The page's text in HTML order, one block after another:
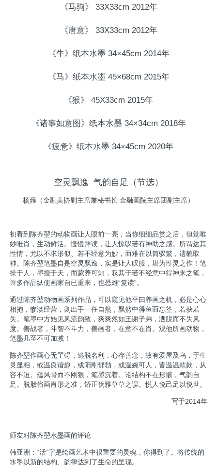
《马驹》 33X33cm 2012年
《唐意》 33X33cm 2012年
《牛》纸本水墨 34×45cm 2014年
《马》纸本水墨 45×68cm 2015年
《猴》 45X33cm 2015年
《诸事如意图》纸本水墨 34×34cm 2018年
《疲惫》纸本水墨 34×45cm 2020年
空灵飘逸 气韵自足（节选）
杨雍（金融美协副主席兼秘书长 金融画院主席团副主席）
初看到陈齐堃的动物画让人眼前一亮，当你细细品赏之后，但觉唯
妙唯肖，生动鲜活。慢慢拜读，让人惊叹若有神助之感。所谓达其
性情，尤以不求形似、若不经意为妙，而难在以简驭繁，遗貌取
神。陈齐堃笔墨自是空灵飘逸，实是让人叹服，堪为性灵之作！笔
操于人，墨授于天，而蒙养可知，叹其于若不经意中得神来之笔，
许多作品纵使画家自已重来，也恐难“复读”。
通过陈齐堃动物画系列作品，可以窥见他平曰养画之机，必是心心
相抱，惨淡经营，则出手一任自然，飘然中得鱼而忘筌，若获若
失。笔墨中方始见风流韵致，爽爽然如王谢子弟，洒脱而不失风
度。善战者，斗智不斗力，善画者，在意不在肖。观他所画动物，
笔墨几至不可加减！
陈齐堃作画心无罣碍，逃脱名利，心存善念，故有爱屋及乌，于生
灵显相，或温良谐趣，或阳刚郁勃，或温婉可人，皆温温款款，从
容不迫。蕴风骨而不刚狠，笔墨沉着。论结构不在形骸，气韵自
足。脱胎俗画肖形之准，矫正伪雅草草之误。悦人悦己足以悦世。
写于2014年
师友对陈齐堃水墨画的评论
韩亚洲：“活”字是绘画艺术中很重要的灵魂，你得到了。将传统的
水墨以新的结构、韵律达到了生命的呈现。